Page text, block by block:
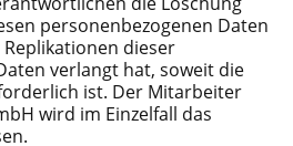
personenbezogenen Daten
dieser
verlangt hat, soweit die
ist. Der Mitarbeiter
wird im Einzelfall das